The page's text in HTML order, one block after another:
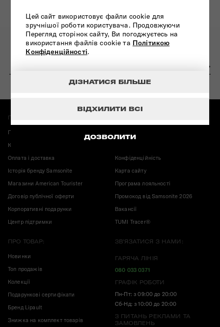
Цей сайт використовує файли cookie для
зручнішої роботи користувача. Продовжуючи
Перегляд сторінок сайту, Ви погоджуєтесь на
використання файлів cookie та Політикою
Конфіденційності.
ДОЗВОЛИТИ
ВІДХИЛИТИ ВСІ
ДІЗНАТИСЯ БІЛЬШЕ
ПІДПИШІТЬСЯ НА НАШІ НОВИНИ:
ПРО МАГАЗИН:
Повернення і обмін
Карта магазинів
Оплата і доставка
Історія бренду Samsonite
Магазини American Tourister
Договір публічної оферти
Корпоративні подарунки
Центр підтримки
Конфіденційність
Карта сайту
Програма лояльності
Промокод від Samsonite 2026
Вакансії
TUMI Tracer®
ПРО ТОВАР:
Новинки
Топ продажів
Колекції
Подарункові сертифікати
Бренд Lipault
Знижка на комплект товарів
ЗВ'ЯЗАТИСЯ З НАМИ:
ГАРЯЧА ЛІНІЯ
080 033 0371
ГРАФІК РОБОТИ
Пн-Пт: з 09:00 до 20:00
Сб-Нд: з 10:00 до 20:00
З ПИТАНЬ РЕКЛАМИ ТА
ЗАМОВЛЕНЬ